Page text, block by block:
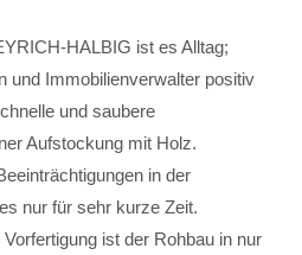
HALBIG ist es Alltag;
und Immobilienverwalter positiv
und saubere
Aufstockung mit Holz.
in der
nur für sehr kurze Zeit.
ist der Rohbau in nur